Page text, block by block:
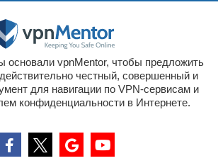
основали vpnMentor, чтобы предложить
честный, совершенный и
для навигации по VPN-сервисам и
конфиденциальности в Интернете.